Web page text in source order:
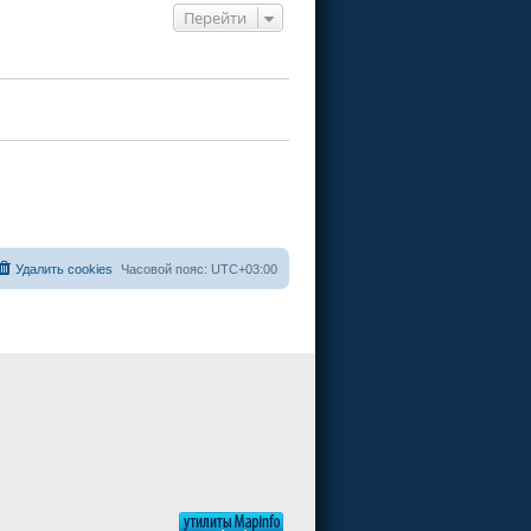
Перейти
Часовой пояс: UTC+03:00
Удалить cookies